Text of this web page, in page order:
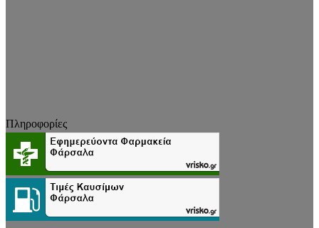
Πληροφορίες